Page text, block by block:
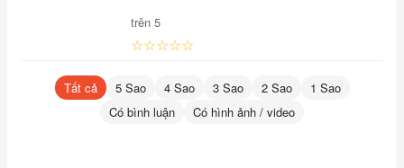
tặc xấu xa khác và Hải quân. Hải quân là thuộc cấp của Chính
phủ thế giới, những kẻ tìm kiếm công lý qua việc chấm dứt Đại
kỉ nguyên Hải tặc. Nhiều chi tiết bối cảnh trong truyện nói về
trên 5
☆☆☆☆☆
Tất cả 5 Sao 4 Sao 3 Sao 2 Sao
1 Sao
Có bình luận
Có hình ảnh / video